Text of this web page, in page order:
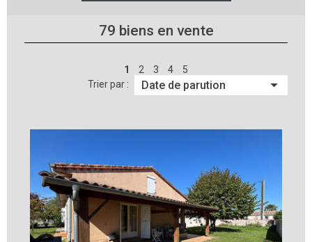
79 biens en vente
1 2 3 4
5
Trier par :